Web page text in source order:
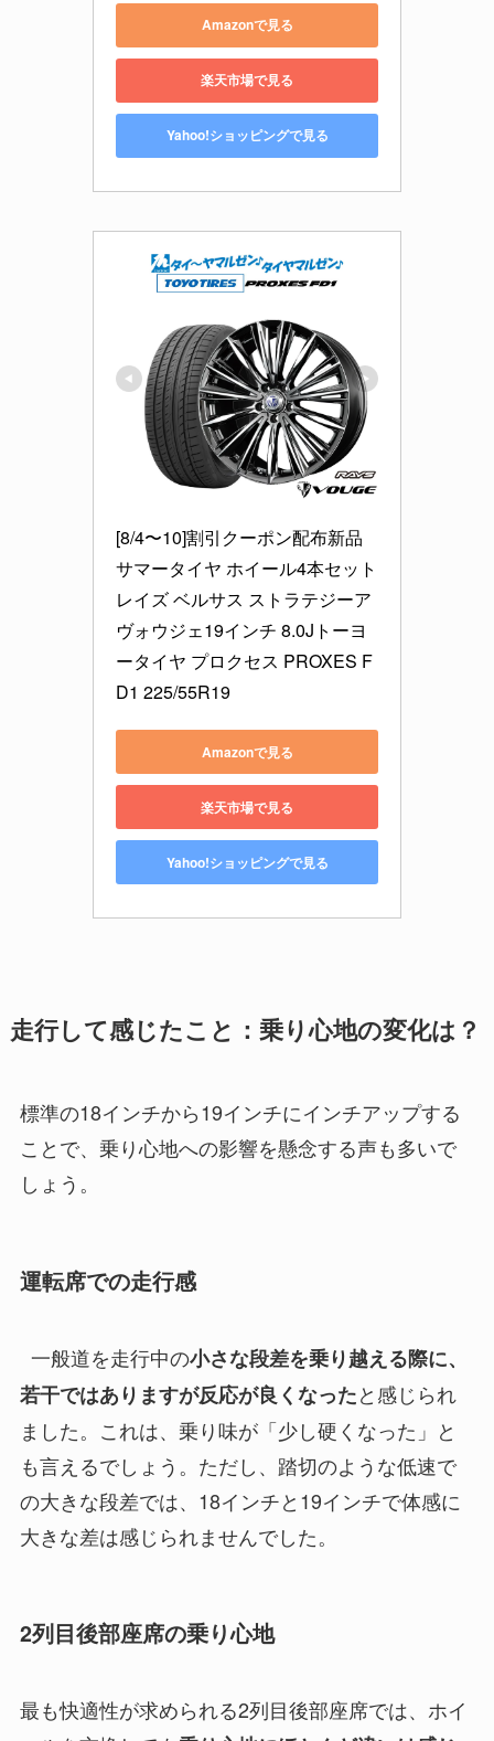
Amazonで見る
楽天市場で見る
Yahoo!ショッピングで見る
[8/4〜10]割引クーポン配布新品
サマータイヤ ホイール4本セット
レイズ ベルサス ストラテジーア
ヴォウジェ19インチ 8.0Jトーヨ
ータイヤ プロクセス PROXES F
D1 225/55R19
Amazonで見る
楽天市場で見る
Yahoo!ショッピングで見る
走行して感じたこと：乗り心地の変化は？
標準の18インチから19インチにインチアップする
ことで、乗り心地への影響を懸念する声も多いで
しょう。
運転席での走行感
一般道を走行中の小さな段差を乗り越える際に、
若干ではありますが反応が良くなったと感じられ
ました。これは、乗り味が「少し硬くなった」と
も言えるでしょう。ただし、踏切のような低速で
の大きな段差では、18インチと19インチで体感に
大きな差は感じられませんでした。
2列目後部座席の乗り心地
最も快適性が求められる2列目後部座席では、ホイ